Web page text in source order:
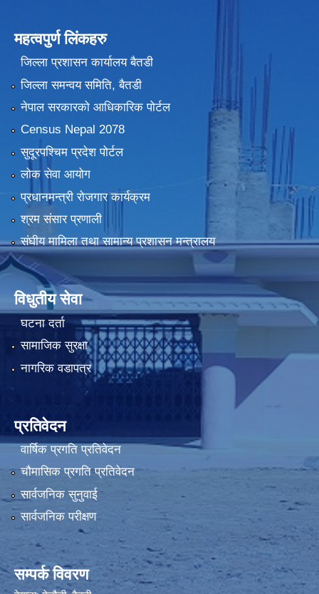
महत्वपुर्ण लिंकहरु
जिल्ला प्रशासन कार्यालय बैतडी
जिल्ला समन्वय समिति, बैतडी
नेपाल सरकारको आधिकारिक पोर्टल
Census Nepal 2078
सुदूरपश्चिम प्रदेश पोर्टल
लोक सेवा आयोग
प्रधानमन्त्री रोजगार कार्यक्रम
श्रम संसार प्रणाली
संघीय मामिला तथा सामान्य प्रशासन मन्त्रालय
विधुतीय सेवा
घटना दर्ता
सामाजिक सुरक्षा
नागरिक वडापत्र
प्रतिवेदन
वार्षिक प्रगति प्रतिवेदन
चौमासिक प्रगति प्रतिवेदन
सार्वजनिक सुनुवाई
सार्वजनिक परीक्षण
सम्पर्क विवरण